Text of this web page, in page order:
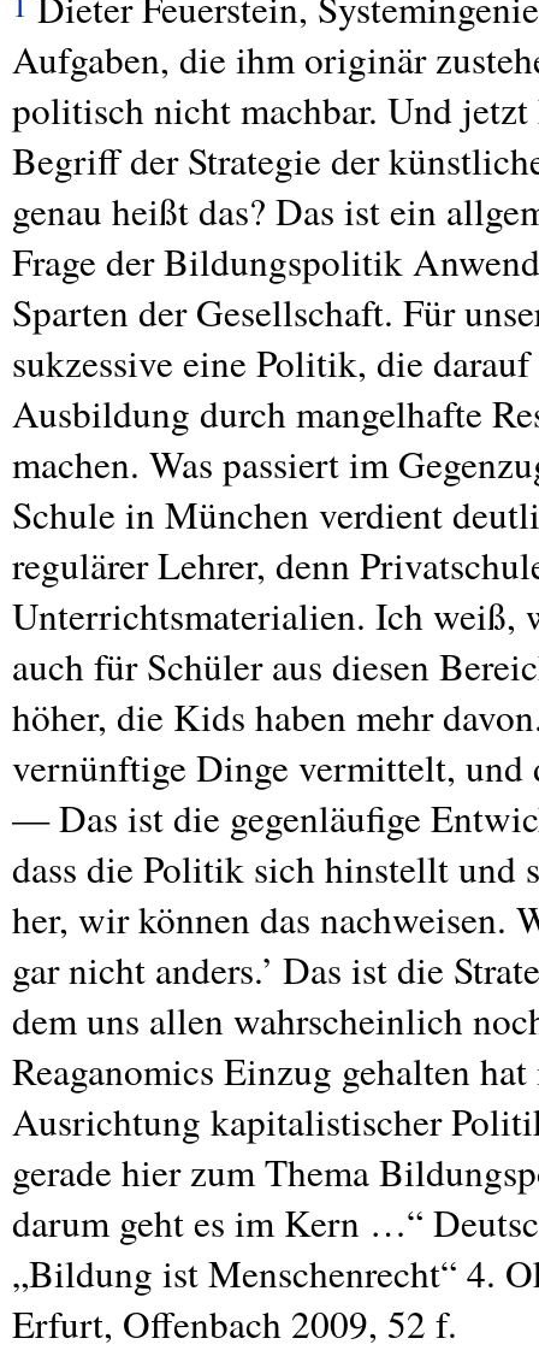
Aufgaben, die ihm originär
politisch nicht machbar. Und
Begriff der Strategie der
genau heißt das? Das ist ein
Frage der Bildungspolitik
Sparten der Gesellschaft. Für
sukzessive eine Politik, die
Ausbildung durch mangelhafte
machen. Was passiert im
Schule in München verdient
regulärer Lehrer, denn
Unterrichtsmaterialien. Ich weiß,
auch für Schüler aus diesen
höher, die Kids haben mehr
vernünftige Dinge vermittelt, und
— Das ist die gegenläufige
dass die Politik sich hinstellt und
her, wir können das nachweisen.
gar nicht anders.’ Das ist die
dem uns allen wahrscheinlich
Reaganomics Einzug gehalten
Ausrichtung kapitalistischer
gerade hier zum Thema
darum geht es im Kern …“
„Bildung ist Menschenrecht“ 4.
Erfurt, Offenbach 2009, 52 f.